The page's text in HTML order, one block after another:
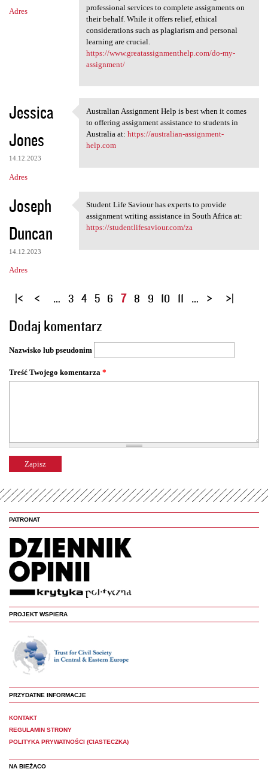
Adres
professional services to complete assignments on
their behalf. While it offers relief, ethical
considerations such as plagiarism and personal
learning are crucial.
https://www.greatassignmenthelp.com/do-my-
assignment/
Jessica
Jones
14.12.2023
Adres
Australian Assignment Help is
Australian Assignment Help is best when it comes
to offering assignment assistance to students in
Australia at: https://australian-assignment-
help.com
Joseph
Duncan
14.12.2023
Adres
Student Life Saviour has
Student Life Saviour has experts to provide
assignment writing assistance in South Africa at:
https://studentlifesaviour.com/za
S
r
o
n
y
… 3 4 5 6 7 8 9 10 11 …
Dodaj komentarz
Nazwisko lub pseudonim
Treść Twojego komentarza *
PATRONAT
PROJEKT WSPIERA
PRZYDATNE INFORMACJE
KONTAKT
REGULAMIN STRONY
POLITYKA PRYWATNOŚCI (CIASTECZKA)
NA BIEŻĄCO